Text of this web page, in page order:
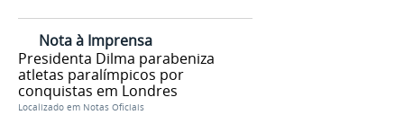
Nota à Imprensa
Presidenta Dilma parabeniza
atletas paralímpicos por
conquistas em Londres
Localizado em Notas Oficiais